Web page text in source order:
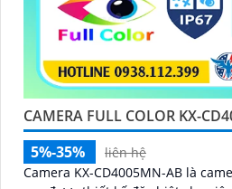
CAMERA FULL COLOR KX-
5%-35%
liên hệ
Camera KX-CD4005MN-AB là